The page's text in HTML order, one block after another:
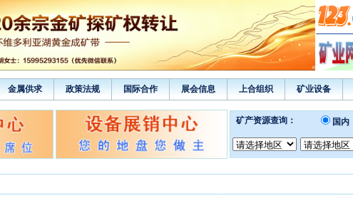
金属供求 政策法规 国际合作 展会信息 上合组织 矿业设备